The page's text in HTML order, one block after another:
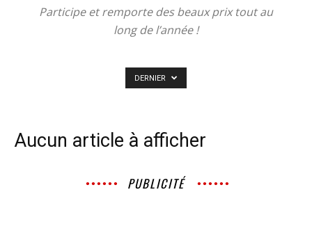
Participe et remporte des beaux prix tout au
long de l’année !
DERNIER
Aucun article à afficher
PUBLICITÉ